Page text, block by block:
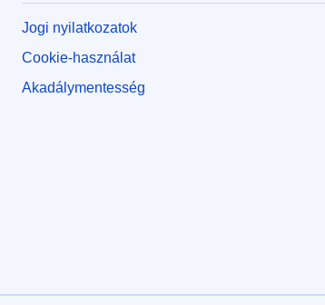
Jogi nyilatkozatok
Cookie-használat
Akadálymentesség